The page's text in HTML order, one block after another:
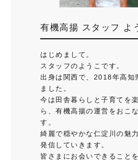
有機高揚 スタッフ よ
はじめまして。
スタッフのようこです。
出身は関西で、2018年高知
ました。
今は田舎暮らしと子育てを
ら、有機高揚の運営をおこ
す。
綺麗で穏やかな仁淀川の魅
発信していきます。
皆さまにお会いできること